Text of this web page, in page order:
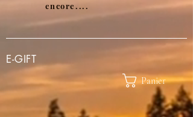
encore....
Panier
E-GIFT